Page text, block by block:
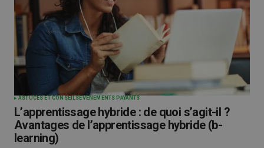
ASTUCES ET CONSEILS ÉVÉNEMENTS PAYANTS
L’apprentissage hybride : de quoi s’agit-il ?
Avantages de l’apprentissage hybride (b-
learning)